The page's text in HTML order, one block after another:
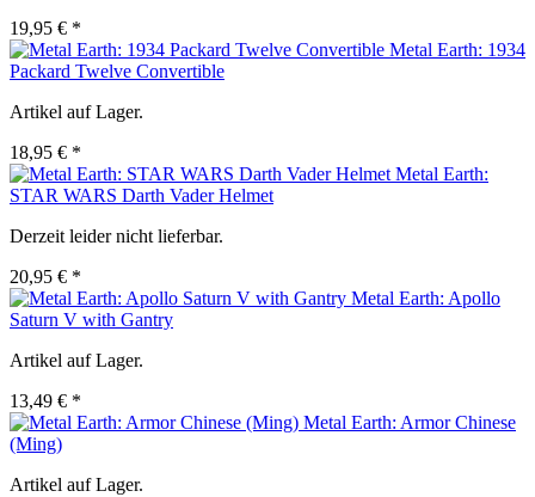
19,95 € *
Metal Earth: 1934
Packard Twelve Convertible
Artikel auf Lager.
18,95 € *
Metal Earth:
STAR WARS Darth Vader Helmet
Derzeit leider nicht lieferbar.
20,95 € *
Metal Earth: Apollo
Saturn V with Gantry
Artikel auf Lager.
13,49 € *
Metal Earth: Armor Chinese
(Ming)
Artikel auf Lager.